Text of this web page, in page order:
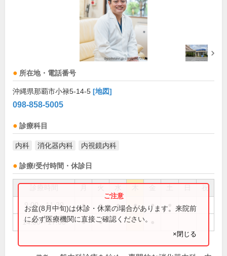
所在地・電話番号
沖縄県那覇市小禄5-14-5 [地図]
098-858-5005
診療科目
内科 消化器内科 内視鏡内科
診療/受付時間・休診日
祝
9:00～11:30 ● ● ● ● ●
14:00～17:00 ● ●
お盆(8月中旬)は休診・休業の場合があります。来院前
に必ず医療機関に直接ご確認ください。
×閉じる